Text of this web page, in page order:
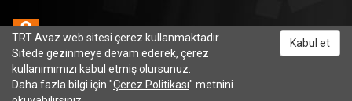
Odnoklassniki
TRT Avaz web sitesi çerez kullanmaktadır.
Sitede gezinmeye devam ederek, çerez
kullanımımızı kabul etmiş olursunuz.
Daha fazla bilgi için "Çerez Politikası" metnini
Kabul et